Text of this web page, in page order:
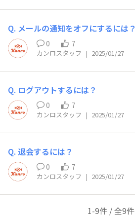
Q. メールの通知をオフにするには？
0 7
カンロスタッフ | 2025/01/27
Q. ログアウトするには？
0 7
カンロスタッフ | 2025/01/27
Q. 退会するには？
0 7
カンロスタッフ | 2025/01/27
1-9件 / 全9件